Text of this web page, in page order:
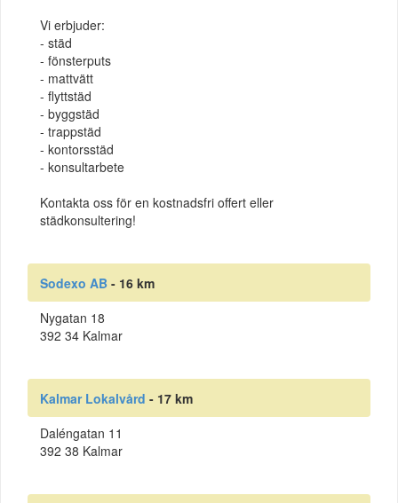
Vi erbjuder:
- städ
- fönsterputs
- mattvätt
- flyttstäd
- byggstäd
- trappstäd
- kontorsstäd
- konsultarbete
Kontakta oss för en kostnadsfri offert eller
städkonsultering!
Sodexo AB - 16 km
Nygatan 18
392 34 Kalmar
Kalmar Lokalvård - 17 km
Daléngatan 11
392 38 Kalmar